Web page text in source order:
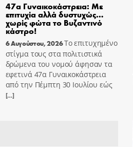
47α Γυναικοκάστρεια: Με
επιτυχία αλλά δυστυχώς…
χωρίς φώτα το Βυζαντινό
κάστρο!
6 Αυγούστου, 2026Το επιτυχημένο
στίγμα τους στα πολιτιστικά
δρώμενα του νομού άφησαν τα
εφετινά 47α Γυναικοκάστρεια
από την Πέμπτη 30 Ιουλίου εώς
[…]